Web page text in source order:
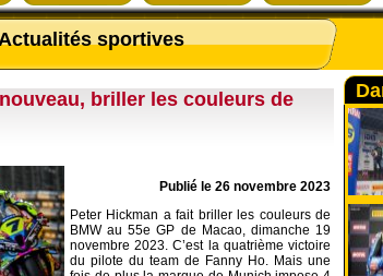
sportives
briller les couleurs de
Publié le 26 novembre 2023
Peter Hickman a fait briller les couleurs de
BMW au 55e GP de Macao, dimanche 19
novembre 2023. C’est la quatrième victoire
du pilote du team de Fanny Ho. Mais une